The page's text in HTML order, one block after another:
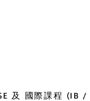
及 國際課程 (IB /